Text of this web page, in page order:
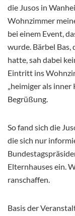
die Jusos in
Wohnzimmer
bei einem Event,
wurde. Bärbel Bas,
hatte, sah dabei
Eintritt ins
„heimiger als
Begrüßung.
So fand sich die
die sich nur
Elternhauses ein.
ranschaffen.
Basis der